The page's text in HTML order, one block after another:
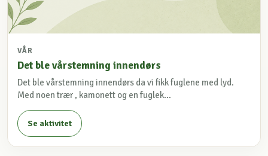
VÅR
Det ble vårstemning innendørs
Det ble vårstemning innendørs da vi fikk fuglene med lyd.
Med noen trær , kamonett og en fuglek...
Se aktivitet